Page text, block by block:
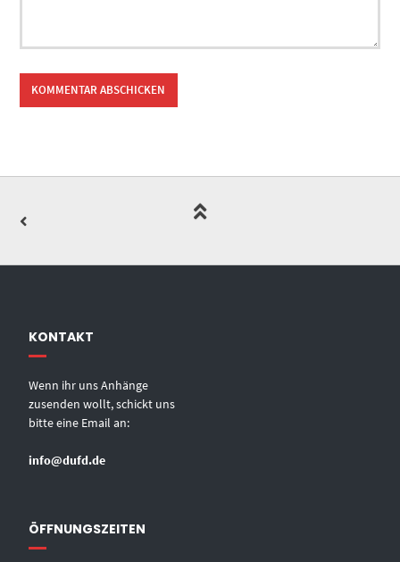
KONTAKT
Wenn ihr uns Anhänge
zusenden wollt, schickt uns
bitte eine Email an:
info@dufd.de
ÖFFNUNGSZEITEN